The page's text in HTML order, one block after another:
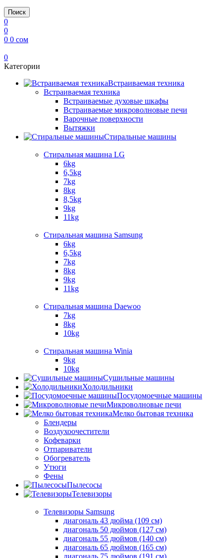
Поиск
0
0
0 0 сом
0
Категории
Встраиваемая техника
Встраиваемая техника
Встраиваемые духовые шкафы​
Встраиваемые микроволновые печи​
Варочные поверхности​
Вытяжки
Стиральные машины
Стиральная машина LG
6kg
6,5kg
7kg
8kg
8,5kg
9kg
11kg
Стиральная машина Samsung
6kg
6,5kg
7kg
8kg
9kg
11kg
Стиральная машина Daewoo
7kg
8kg
10kg
Стиральная машина Winia
9kg
10kg
Сушильные машины
Холодильники
Посудомоечные машины
Микроволновые печи
Мелко бытовая техника
Блендеры
Воздухоочестители
Кофеварки
Отпариватели
Обогреватель
Утюги
Фены
Пылесосы
Телевизоры
Телевизоры Samsung
диагональ 43 дюйма (109 см)
диагональ 50 дюймов (127 см)
диагональ 55 дюймов (140 cм)
диагональ 65 дюймов (165 cм)